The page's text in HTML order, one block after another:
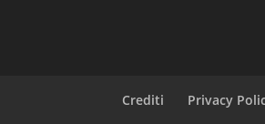
Crediti Privacy